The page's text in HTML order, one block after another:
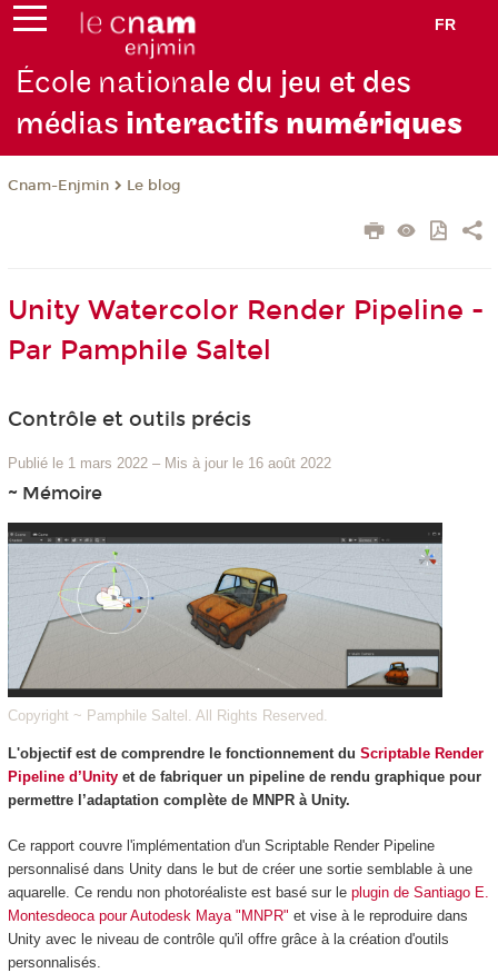
FR
École nationale du jeu et des
médias interactifs numériques
Cnam-Enjmin Le blog
Unity Watercolor Render Pipeline -
Par Pamphile Saltel
Contrôle et outils précis
Publié le 1 mars 2022 – Mis à jour le 16 août 2022
~ Mémoire
Copyright ~ Pamphile Saltel. All Rights Reserved.
L'objectif est de comprendre le fonctionnement du Scriptable Render
Pipeline d’Unityet de fabriquer un pipeline de rendu graphique pour
permettre l’adaptation complète de MNPR à Unity.
Ce rapport couvre l'implémentation d'un Scriptable Render Pipeline
personnalisé dans Unity dans le but de créer une sortie semblable à une
aquarelle. Ce rendu non photoréaliste est basé sur le plugin de Santiago E.
Montesdeoca pour Autodesk Maya "MNPR" et vise à le reproduire dans
Unity avec le niveau de contrôle qu'il offre grâce à la création d'outils
personnalisés.